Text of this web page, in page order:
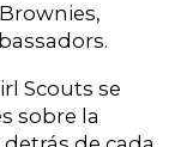
Scouts se
sobre la